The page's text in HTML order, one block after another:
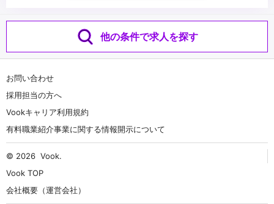
他の条件で求人を探す
お問い合わせ
採用担当の方へ
Vookキャリア利用規約
有料職業紹介事業に関する情報開示について
© 2026 Vook.
Vook TOP
会社概要（運営会社）